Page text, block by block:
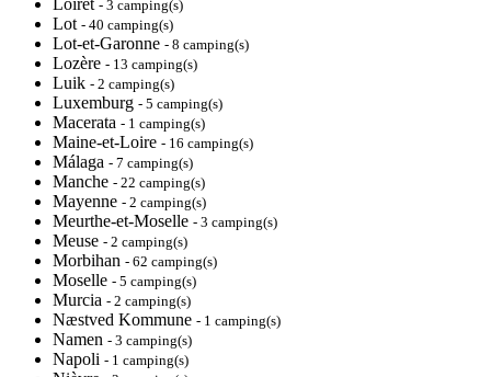
Loiret - 3 camping(s)
Lot - 40 camping(s)
Lot-et-Garonne - 8 camping(s)
Lozère - 13 camping(s)
Luik - 2 camping(s)
Luxemburg - 5 camping(s)
Macerata - 1 camping(s)
Maine-et-Loire - 16 camping(s)
Málaga - 7 camping(s)
Manche - 22 camping(s)
Mayenne - 2 camping(s)
Meurthe-et-Moselle - 3 camping(s)
Meuse - 2 camping(s)
Morbihan - 62 camping(s)
Moselle - 5 camping(s)
Murcia - 2 camping(s)
Næstved Kommune - 1 camping(s)
Namen - 3 camping(s)
Napoli - 1 camping(s)